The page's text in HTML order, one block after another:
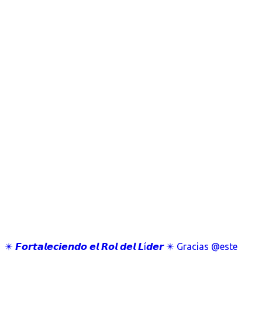
✴️ 𝙁𝙤𝙧𝙩𝙖𝙡𝙚𝙘𝙞𝙚𝙣𝙙𝙤 𝙚𝙡 𝙍𝙤𝙡 𝙙𝙚𝙡 𝙇í𝙙𝙚𝙧 ✴️ Gracias @este